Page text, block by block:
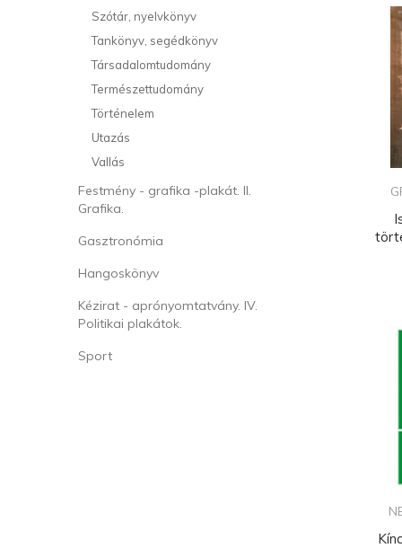
Szótár, nyelvkönyv
Tankönyv, segédkönyv
Társadalomtudomány
Természettudomány
Történelem
Utazás
Vallás
Festmény - grafika -plakát. II.
Grafika.
Gasztronómia
Hangoskönyv
Kézirat - aprónyomtatvány. IV.
Politikai plakátok.
Sport